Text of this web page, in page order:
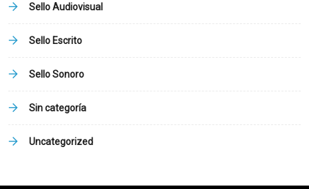
Sello Audiovisual
Sello Escrito
Sello Sonoro
Sin categoría
Uncategorized